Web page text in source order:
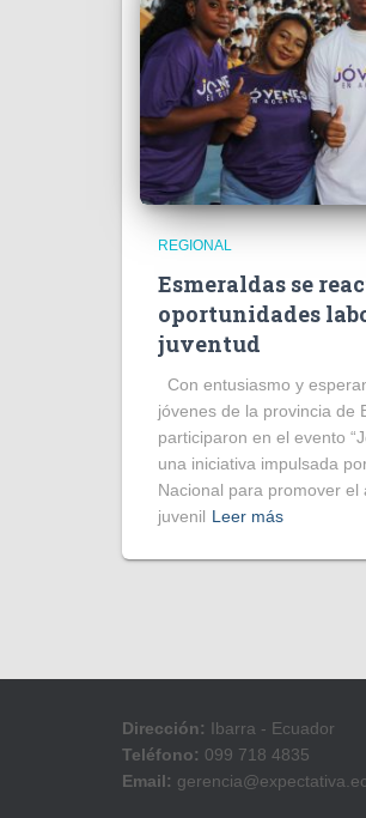
REGIONAL
Esmeraldas se
oportunidades
juventud
Con entusiasmo y
jóvenes de la provincia de
participaron en el evento
una iniciativa impulsada
Nacional para promover el
juvenil Leer más
Dirección: Ibarra - Ecuador
Teléfono: 099 718 4835
Email: gerencia@expectativa.ec